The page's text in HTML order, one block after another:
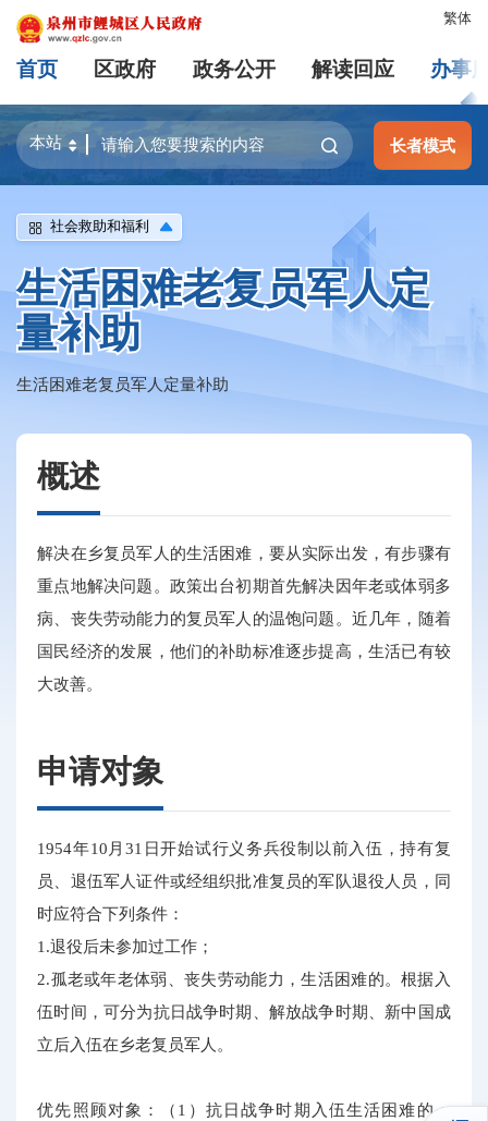
繁体
首页 区政府 政务公开 解读回应 办事
长者模式
社会救助和福利
生活困难老复员军人定
量补助
生活困难老复员军人定量补助
概述
解决在乡复员军人的生活困难，要从实际出发，有步骤有
重点地解决问题。政策出台初期首先解决因年老或体弱多
病、丧失劳动能力的复员军人的温饱问题。近几年，随着
国民经济的发展，他们的补助标准逐步提高，生活已有较
大改善。
申请对象
1954年10月31日开始试行义务兵役制以前入伍，持有复
员、退伍军人证件或经组织批准复员的军队退役人员，同
时应符合下列条件：
1.退役后未参加过工作；
2.孤老或年老体弱、丧失劳动能力，生活困难的。根据入
伍时间，可分为抗日战争时期、解放战争时期、新中国成
立后入伍在乡老复员军人。
优先照顾对象：（1）抗日战争时期入伍生活困难的；